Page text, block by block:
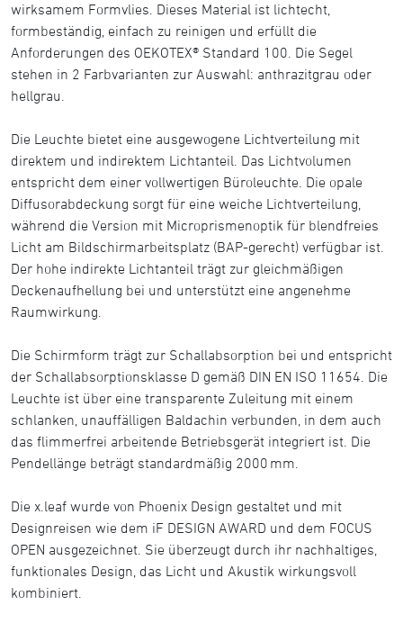
wirksamem Formvlies. Dieses Material ist lichtecht,
formbeständig, einfach zu reinigen und erfüllt die
Anforderungen des OEKOTEX® Standard 100. Die Segel
stehen in 2 Farbvarianten zur Auswahl: anthrazitgrau oder
hellgrau.
Die Leuchte bietet eine ausgewogene Lichtverteilung mit
direktem und indirektem Lichtanteil. Das Lichtvolumen
entspricht dem einer vollwertigen Büroleuchte. Die opale
Diffusorabdeckung sorgt für eine weiche Lichtverteilung,
während die Version mit Microprismenoptik für blendfreies
Licht am Bildschirmarbeitsplatz (BAP-gerecht) verfügbar ist.
Der hohe indirekte Lichtanteil trägt zur gleichmäßigen
Deckenaufhellung bei und unterstützt eine angenehme
Raumwirkung.
Die Schirmform trägt zur Schallabsorption bei und entspricht
der Schallabsorptionsklasse D gemäß DIN EN ISO 11654. Die
Leuchte ist über eine transparente Zuleitung mit einem
schlanken, unauffälligen Baldachin verbunden, in dem auch
das flimmerfrei arbeitende Betriebsgerät integriert ist. Die
Pendellänge beträgt standardmäßig 2000 mm.
Die x.leaf wurde von Phoenix Design gestaltet und mit
Designreisen wie dem iF DESIGN AWARD und dem FOCUS
OPEN ausgezeichnet. Sie überzeugt durch ihr nachhaltiges,
funktionales Design, das Licht und Akustik wirkungsvoll
kombiniert.